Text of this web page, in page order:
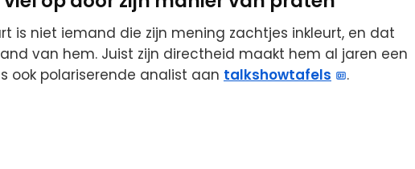
is niet iemand die zijn mening zachtjes inkleurt, en dat
van hem. Juist zijn directheid maakt hem al jaren een
ook polariserende analist aan talkshowtafels .